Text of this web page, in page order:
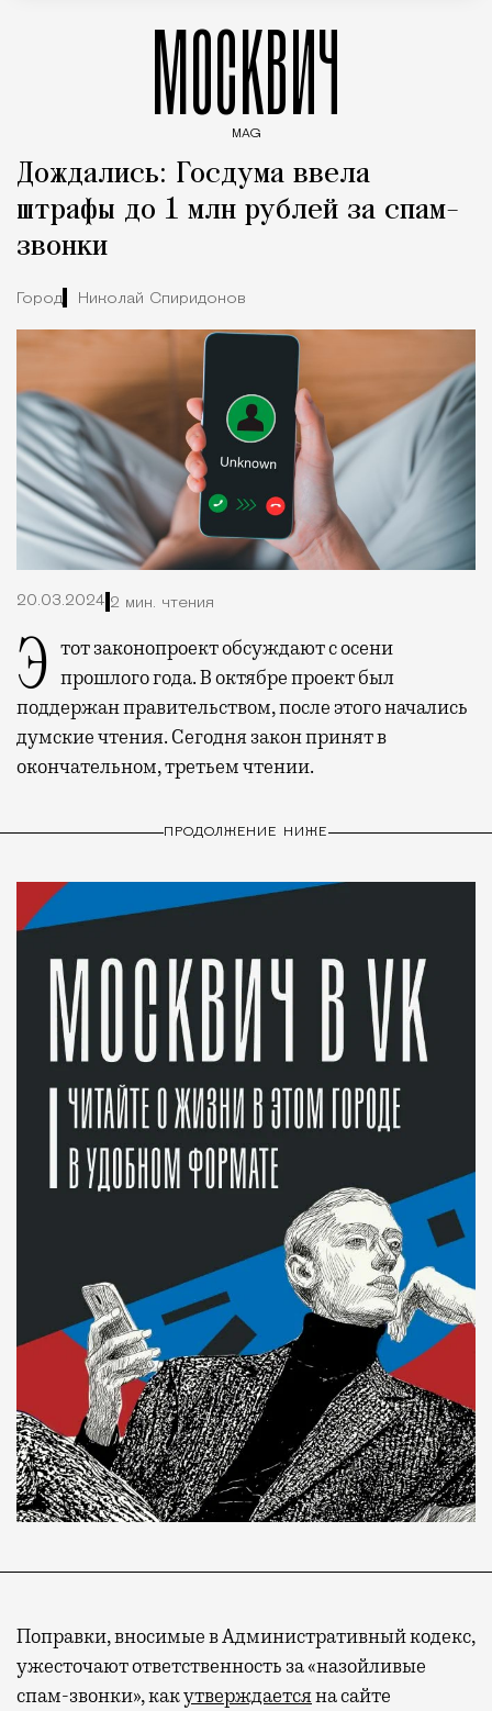
МОСКВИЧ
MAG
Дождались: Госдума ввела
штрафы до 1 млн рублей за спам-
звонки
Город Николай Спиридонов
20.03.2024 2 мин. чтения
Этот законопроект обсуждают с осени прошлого года. В октябре проект был
поддержан правительством, после этого начались
думские чтения. Сегодня закон принят в
окончательном, третьем чтении.
ПРОДОЛЖЕНИЕ НИЖЕ
Поправки, вносимые в Административный кодекс,
ужесточают ответственность за «назойливые
спам-звонки», какутверждаетсяна сайте